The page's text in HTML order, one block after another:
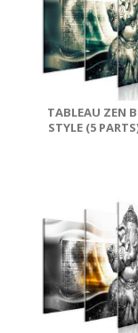
TABLEAU ZEN
STYLE (5